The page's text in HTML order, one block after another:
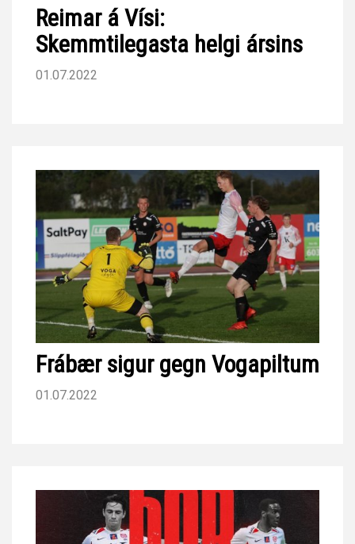
Reimar á Vísi:
Skemmtilegasta helgi ársins
01.07.2022
Frábær sigur gegn Vogapiltum
01.07.2022